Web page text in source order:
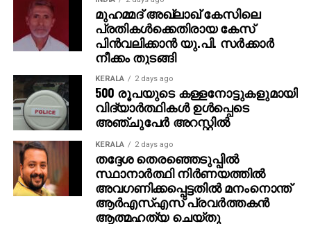
അതേസമയം, പരാതിക്കാരനായ ധനേഷ് കുമാര്‍
അയാളുടെ വിലാസത്തില്‍ 20 പേരുടെ വോട്ട്
ചേര്‍ത്തിട്ടുണ്ടെന്ന് ഡിസിസി ഭാരവാഹി മുട്ടട അജിത്
പറഞ്ഞു. മുട്ടട വാര്‍ഡിലെ അഞ്ചാം നമ്പര്‍ ബൂത്തില്‍
ആണ് വോട്ട് ചേര്‍ത്തത്. രണ്ടു മുറി വീട്ടില്‍
എങ്ങനെയാണ് 20 പേര്‍ താമസിക്കുക എന്നും
ഇതിനെതിരെയും കോടതിയെ സമീപിക്കുമെന്നും അജിത്
കൂട്ടിച്ചേര്‍ത്തു.
മുഹമ്മദ് അഖ്‌ലാഖ് കേസിലെ
പ്രതികള്‍ക്കെതിരായ കേസ്
പിന്‍വലിക്കാന്‍ യു.പി. സര്‍ക്കാര്‍
നീക്കം തുടങ്ങി
KERALA 2 days ago
500 രൂപയുടെ കള്ളനോട്ടുകളുമായി
വിദ്യാര്‍ത്ഥികള്‍ ഉള്‍പ്പെടെ
അഞ്ചുപേര്‍ അറസ്റ്റില്‍
KERALA 2 days ago
തദ്ദേശ തെരഞ്ഞെടുപ്പില്‍
സ്ഥാനാര്‍ത്ഥി നിര്‍ണയത്തില്‍
അവഗണിക്കപ്പെട്ടതില്‍ മനംനൊന്ത്
ആര്‍എസ്എസ് പ്രവര്‍ത്തകന്‍
ആത്മഹത്യ ചെയ്തു